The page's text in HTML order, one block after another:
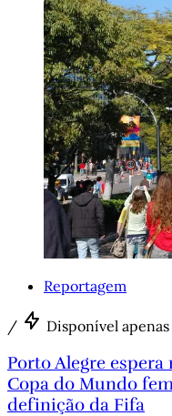
Reportagem
/ Disponível
Porto Alegre
Copa do Mundo
definição da Fifa